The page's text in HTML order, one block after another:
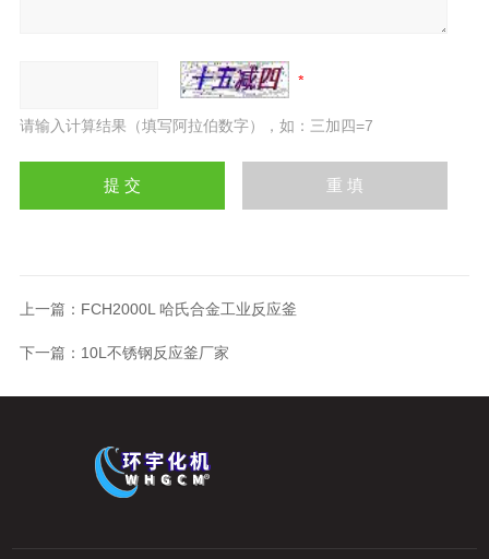
请输入计算结果（填写阿拉伯数字），如：三加四=7
上一篇： FCH2000L 哈氏合金工业反应釜
下一篇： 10L不锈钢反应釜厂家